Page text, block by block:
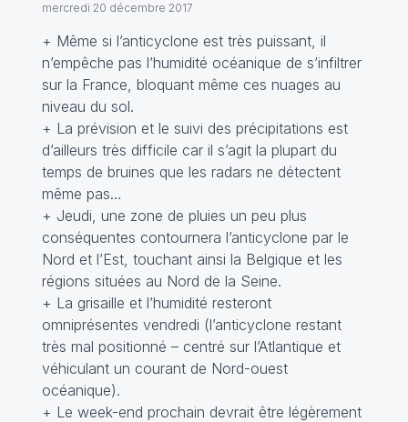
mercredi 20 décembre 2017
+ Même si l’anticyclone est très puissant, il
n’empêche pas l’humidité océanique de s’infiltrer
sur la France, bloquant même ces nuages au
niveau du sol.
+ La prévision et le suivi des précipitations est
d’ailleurs très difficile car il s’agit la plupart du
temps de bruines que les radars ne détectent
même pas…
+ Jeudi, une zone de pluies un peu plus
conséquentes contournera l’anticyclone par le
Nord et l’Est, touchant ainsi la Belgique et les
régions situées au Nord de la Seine.
+ La grisaille et l’humidité resteront
omniprésentes vendredi (l’anticyclone restant
très mal positionné – centré sur l’Atlantique et
véhiculant un courant de Nord-ouest
océanique).
+ Le week-end prochain devrait être légèrement